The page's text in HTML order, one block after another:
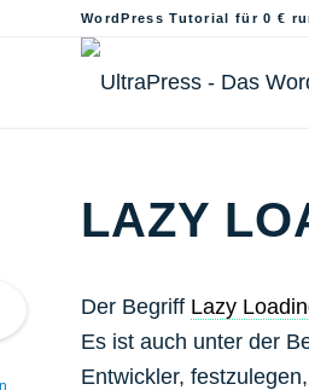
WordPress Tutorial für 0 €
LAZY
Der Begriff Lazy
Es ist auch unter der
Entwickler,